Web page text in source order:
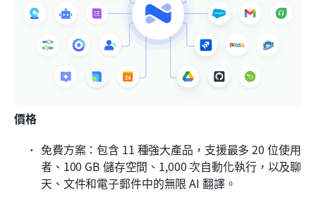
價格
免費方案：包含 11 種強大產品，支援最多 20 位使用
者、100 GB 儲存空間、1,000 次自動化執行，以及聊
天、文件和電子郵件中的無限 AI 翻譯。